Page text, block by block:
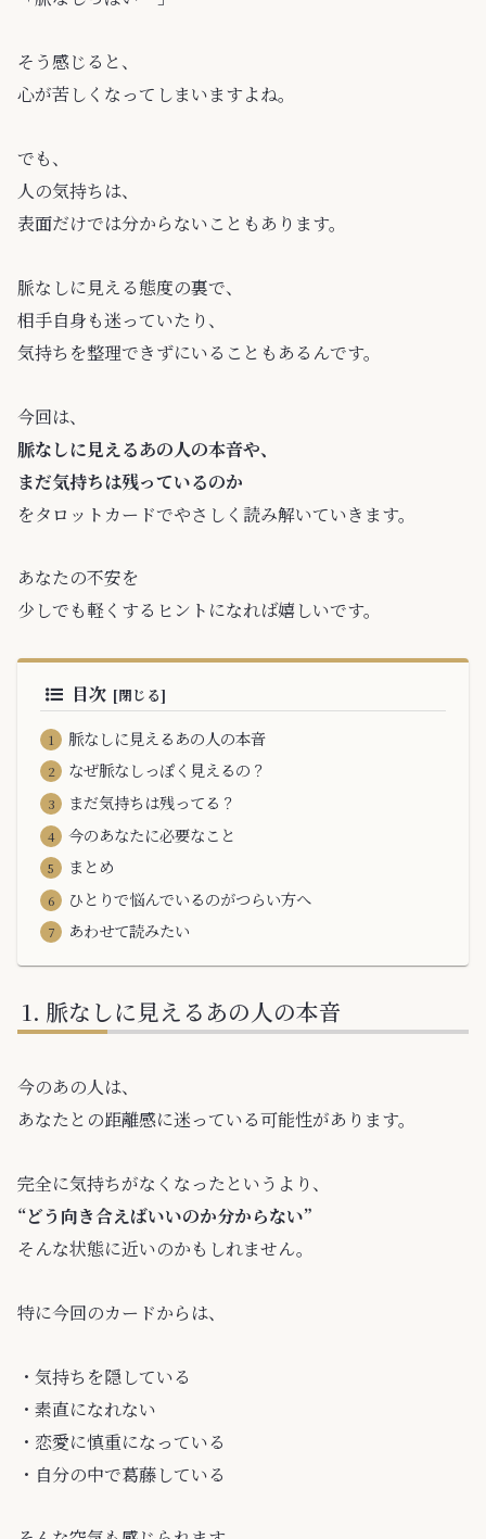
そう感じると、
心が苦しくなってしまいますよね。
でも、
人の気持ちは、
表面だけでは分からないこともあります。
脈なしに見える態度の裏で、
相手自身も迷っていたり、
気持ちを整理できずにいることもあるんです。
今回は、
脈なしに見えるあの人の本音や、
まだ気持ちは残っているのか
をタロットカードでやさしく読み解いていきます。
あなたの不安を
少しでも軽くするヒントになれば嬉しいです。
目次
脈なしに見えるあの人の本音
なぜ脈なしっぽく見えるの？
まだ気持ちは残ってる？
今のあなたに必要なこと
まとめ
ひとりで悩んでいるのがつらい方へ
あわせて読みたい
脈なしに見えるあの人の本音
今のあの人は、
あなたとの距離感に迷っている可能性があります。
完全に気持ちがなくなったというより、
“どう向き合えばいいのか分からない”
そんな状態に近いのかもしれません。
特に今回のカードからは、
・気持ちを隠している
・素直になれない
・恋愛に慎重になっている
・自分の中で葛藤している